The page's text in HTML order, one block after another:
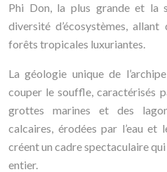
Phi Don, la plus grande et la
diversité d’écosystèmes,
forêts tropicales luxuriantes.
La géologie unique de
couper le souffle, caractérisés
grottes marines et des
calcaires, érodées par l’eau
créent un cadre spectaculaire
entier.